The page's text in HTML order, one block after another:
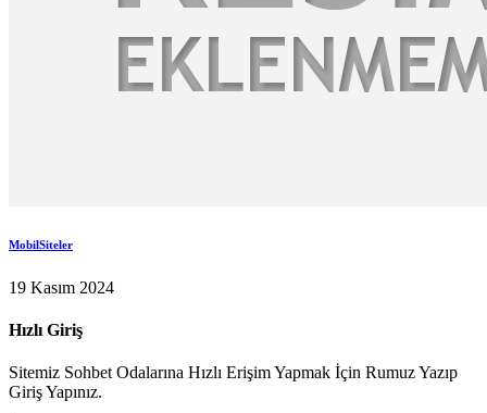
MobilSiteler
19 Kasım 2024
Hızlı Giriş
Sitemiz Sohbet Odalarına Hızlı Erişim Yapmak İçin Rumuz Yazıp
Giriş Yapınız.